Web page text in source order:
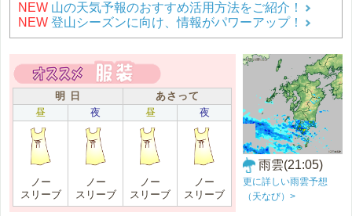
NEW 山の天気予報のおすすめ活用方法をご紹介！
NEW 登山シーズンに向け、情報がパワーアップ！
明 日
あさって
昼
夜 昼 夜
ノー
スリーブ
ノー
スリーブ
ノー
スリーブ
ノー
スリーブ
雨雲(21:05)
更に詳しい雨雲予想
（天なび）>